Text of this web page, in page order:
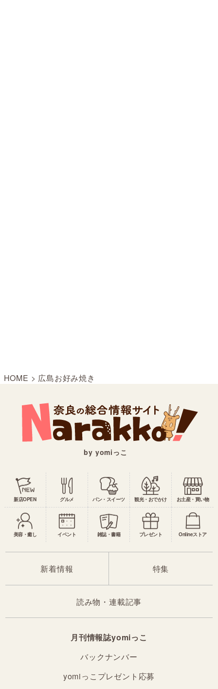
HOME > 広島お好み焼き
by yomiっこ
新店OPEN グルメ パン・スイーツ 観光・おでかけ お土産・買い物
美容・癒し イベント 雑誌・書籍 プレゼント Onlineストア
新着情報 特集
読み物・連載記事
月刊情報誌yomiっこ
バックナンバー
yomiっこプレゼント応募